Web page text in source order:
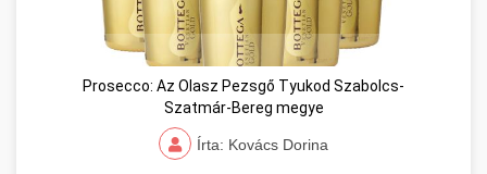
Prosecco: Az Olasz Pezsgő Tyukod Szabolcs-
Szatmár-Bereg megye
Írta: Kovács Dorina